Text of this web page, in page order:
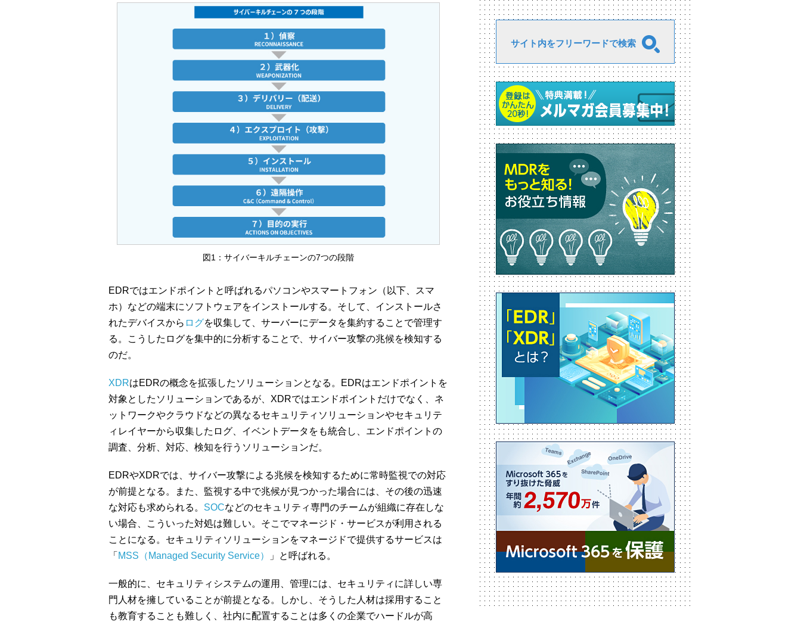
図1：サイバーキルチェーンの7つの段階
EDRではエンドポイントと呼ばれるパソコンやスマートフォン（以下、スマ
ホ）などの端末にソフトウェアをインストールする。そして、インストールさ
れたデバイスから ログを収集して、サーバーにデータを集約することで管理す
る。こうしたログを集中的に分析することで、サイバー攻撃の兆候を検知する
のだ。
XDRはEDRの概念を拡張したソリューションとなる。EDRはエンドポイントを
対象としたソリューションであるが、XDRではエンドポイントだけでなく、ネ
ットワークやクラウドなどの異なるセキュリティソリューションやセキュリテ
ィレイヤーから収集したログ、イベントデータをも統合し、エンドポイントの
調査、分析、対応、検知を行うソリューションだ。
EDRやXDRでは、サイバー攻撃による兆候を検知するために常時監視での対応
が前提となる。また、監視する中で兆候が見つかった場合には、その後の迅速
な対応も求められる。 SOCなどのセキュリティ専門のチームが組織に存在しな
い場合、こういった対処は難しい。そこでマネージド・サービスが利用される
ことになる。セキュリティソリューションをマネージドで提供するサービスは
「 MSS（Managed Security Service） 」と呼ばれる。
一般的に、セキュリティシステムの運用、管理には、セキュリティに詳しい専
門人材を擁していることが前提となる。しかし、そうした人材は採用すること
も教育することも難しく、社内に配置することは多くの企業でハードルが高
サイト内をフリーワードで検索